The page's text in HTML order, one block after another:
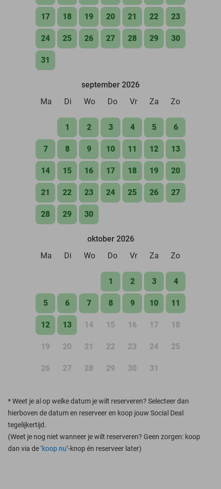
17 18 19 20 21 22 23
24 25 26 27 28 29 30
31
september 2026
Ma
Di Wo Do Vr Za Zo
1 2 3 4 5 6
7 8 9 10 11 12 13
14 15 16 17 18 19 20
21 22 23 24 25 26 27
28 29 30
oktober 2026
Ma
Di Wo Do Vr Za Zo
1 2 3 4
5 6 7 8 9 10 11
12 13 14 15 16 17 18
19 20 21 22 23 24 25
26 27 28 29 30 31
*Weet je al op welke datum je wilt reserveren? Selecteer dan
hierboven de datum en reserveer en koop jouw Social Deal
tegelijkertijd.
(Weet je nog niet wanneer je wilt reserveren? Geen zorgen: koop
dan via de ‘koop nu’-knop én reserveer later)